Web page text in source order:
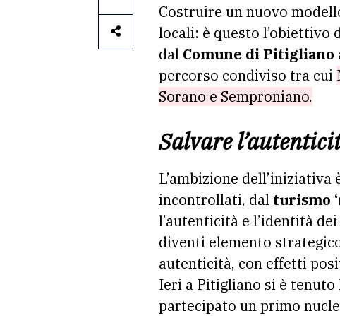
Costruire un nuovo
locali: è questo l’obiettivo
dal Comune di Pitigliano
percorso condiviso tra cui
Sorano e Semproniano.
Salvare
L’ambizione
incontrollati, dal turismo
l’autenticità e l’identità
diventi elemento
autenticità, con effetti
Ieri a Pitigliano si è
partecipato un primo